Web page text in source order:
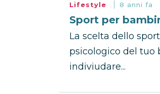
Lifestyle 8 anni fa
Sport per
La scelta dello
psicologico del tuo
indiviudare...